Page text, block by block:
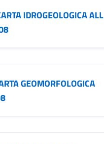
IDROGEOLOGICA ALL
GEOMORFOLOGICA